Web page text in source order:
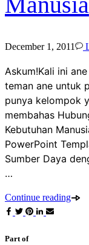
December 1, 2011
Askum!Kali ini
teman ane untuk
punya kelompok
membahas
Kebutuhan
PowerPoint
Sumber Daya
…
Continue reading
Part of